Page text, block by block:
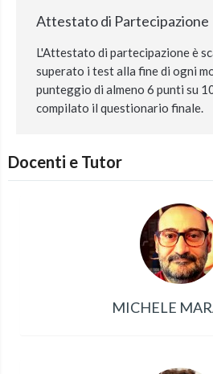
Attestato di Partecipazione
L'Attestato di partecipazione è
superato i test alla fine di ogni
punteggio di almeno 6 punti su
compilato il questionario finale.
Docenti e Tutor
MICHELE